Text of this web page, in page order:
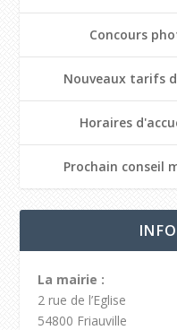
Concours
Nouveaux tarifs
Horaires
Prochain conseil
La mairie :
2 rue de l’Eglise
54800 Friauville